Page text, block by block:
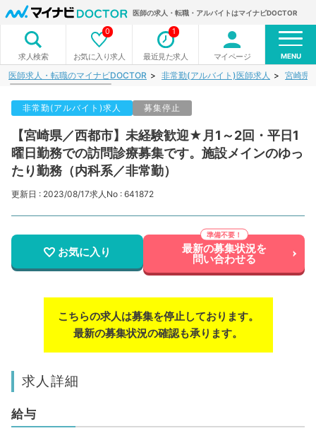
医師の求人・転職・アルバイトはマイナビDOCTOR
求人検索 お気に入り求人
0
最近見た求人
1
マイページ MENU
医師求人・転職のマイナビDOCTOR 非常勤(アルバイト)医師求人 宮崎県
非常勤(アルバイト)求人 募集停止
【宮崎県／西都市】未経験歓迎★月1～2回・平日1
曜日勤務での訪問診療募集です。施設メインのゆっ
たり勤務（内科系／非常勤）
更新日 : 2023/08/17求人No : 641872
お気に入り 最新の募集状況を
問い合わせる
こちらの求人は募集を停止しております。
最新の募集状況の確認も承ります。
求人詳細
給与